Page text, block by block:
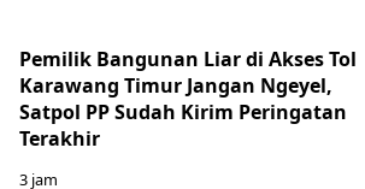
Pemilik Bangunan Liar di Akses Tol
Karawang Timur Jangan Ngeyel,
Satpol PP Sudah Kirim Peringatan
Terakhir
3 jam